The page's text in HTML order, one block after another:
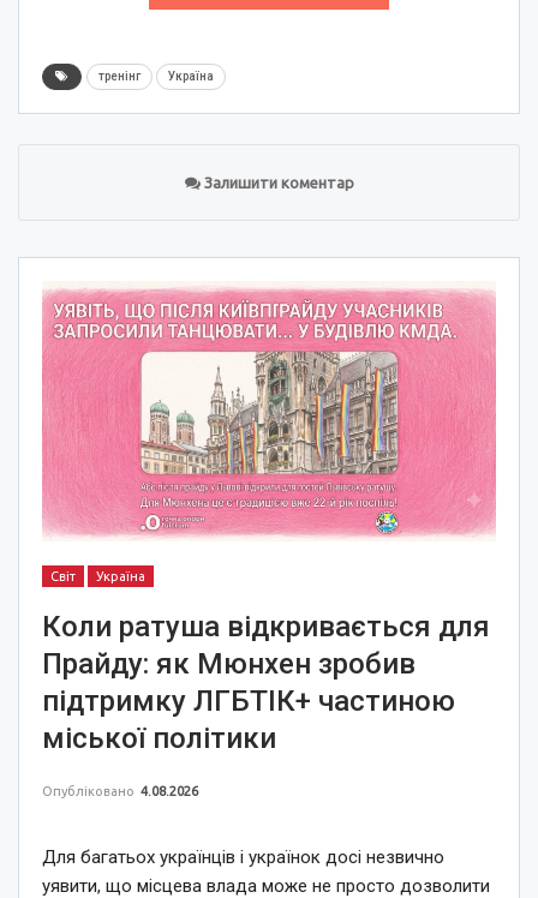
тренінг Україна
Залишити коментар
Світ Україна
Коли ратуша відкривається для
Прайду: як Мюнхен зробив
підтримку ЛГБТІК+ частиною
міської політики
Опубліковано 4.08.2026
Для багатьох українців і українок досі незвично
уявити, що місцева влада може не просто дозволити